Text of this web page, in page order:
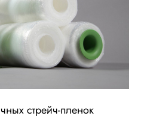
стрейч-пленок